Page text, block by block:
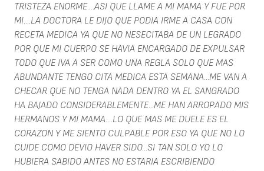
TRISTEZA ENORME....ASI QUE LLAME A MI MAMA Y FUE POR
MI....LA DOCTORA LE DIJO QUE PODIA IRME A CASA CON
RECETA MEDICA YA QUE NO NESECITABA DE UN LEGRADO
POR QUE MI CUERPO SE HAVIA ENCARGADO DE EXPULSAR
TODO QUE IVA A SER COMO UNA REGLA SOLO QUE MAS
ABUNDANTE TENGO CITA MEDICA ESTA SEMANA...ME VAN A
CHECAR QUE NO TENGA NADA DENTRO YA EL SANGRADO
HA BAJADO CONSIDERABLEMENTE...ME HAN ARROPADO MIS
HERMANOS Y MI MAMA....LO QUE MAS ME DUELE ES EL
CORAZON Y ME SIENTO CULPABLE POR ESO YA QUE NO LO
CUIDE COMO DEVIO HAVER SIDO...SI TAN SOLO YO LO
HUBIERA SABIDO ANTES NO ESTARIA ESCRIBIENDO